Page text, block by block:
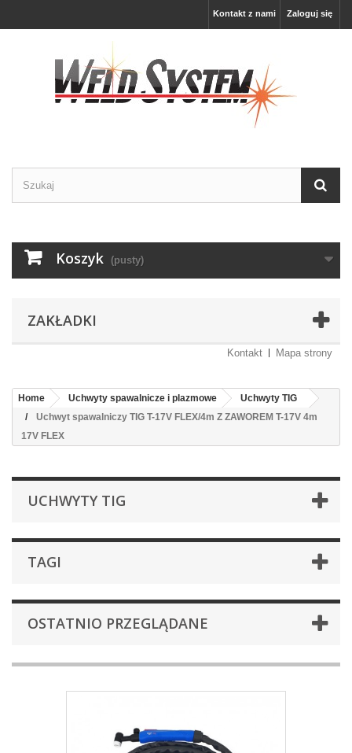
Zaloguj się
Kontakt z nami
Koszyk (pusty)
ZAKŁADKI
Kontakt Mapa strony
Home Uchwyty spawalnicze i plazmowe
Uchwyty TIG
Uchwyt spawalniczy TIG T-17V FLEX/4m Z ZAWOREM T-17V 4m
17V FLEX
UCHWYTY TIG
TAGI
OSTATNIO PRZEGLĄDANE